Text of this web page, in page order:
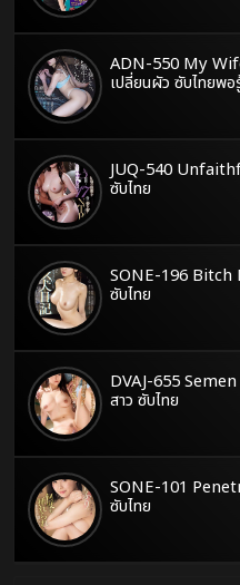
ADN-550 My
เปลี่ยนผัว ซับไทยพอ
JUQ-540
ซับไทย
SONE-196 Bitch
ซับไทย
DVAJ-655 Semen
สาว ซับไทย
SONE-101
ซับไทย